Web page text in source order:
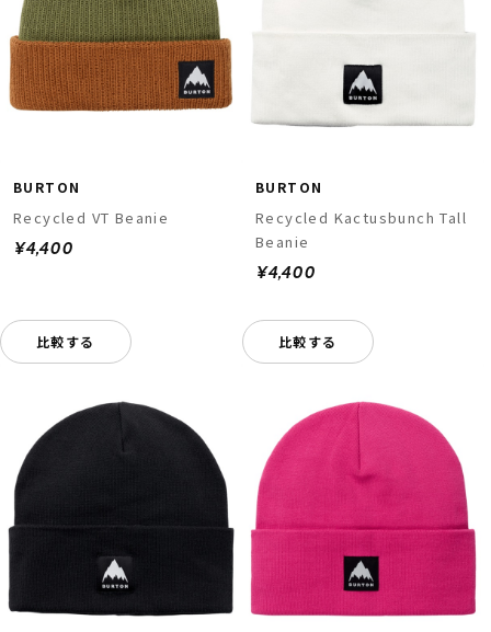
BURTON
Recycled VT Beanie
¥4,400
比較する
BURTON
Recycled Kactusbunch Tall
Beanie
¥4,400
比較する